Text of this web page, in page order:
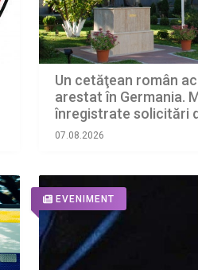
Un cetăţean român
arestat în Germania.
înregistrate solicitări
07.08.2026
EVENIMENT